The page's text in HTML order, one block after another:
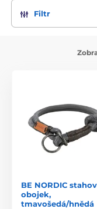
Filtr
BE NORDIC
obojek,
tmavošedá/hnědá